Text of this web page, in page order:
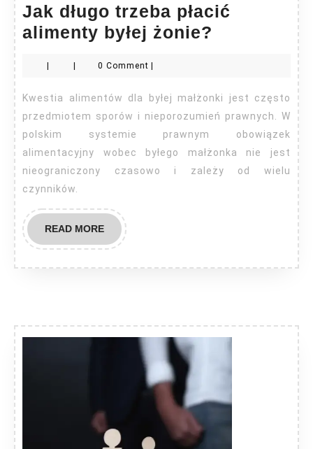
Jak długo trzeba płacić
alimenty byłej żonie?
płacić
alimenty
byłej
żonie?
| | 0 Comment |
Kwestia alimentów dla byłej małżonki jest często
przedmiotem sporów i nieporozumień prawnych. W
polskim systemie prawnym obowiązek
alimentacyjny wobec byłego małżonka nie jest
nieograniczony czasowo i zależy od wielu
czynników.
READ MOREREAD
MORE